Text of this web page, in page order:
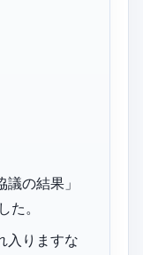
の結果」
た。
入りますな